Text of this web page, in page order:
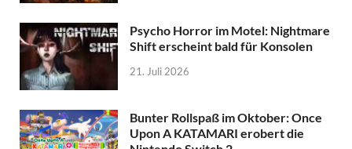
Psycho Horror im Motel: Nightmare
Shift erscheint bald für Konsolen
21. Juli 2026
Bunter Rollspaß im Oktober: Once
Upon A KATAMARI erobert die